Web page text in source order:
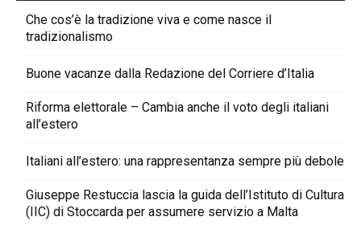
Che cos’è la tradizione viva e come nasce il
tradizionalismo
Buone vacanze dalla Redazione del Corriere d’Italia
Riforma elettorale – Cambia anche il voto degli italiani
all’estero
Italiani all’estero: una rappresentanza sempre più debole
Giuseppe Restuccia lascia la guida dell’Istituto di Cultura
(IIC) di Stoccarda per assumere servizio a Malta